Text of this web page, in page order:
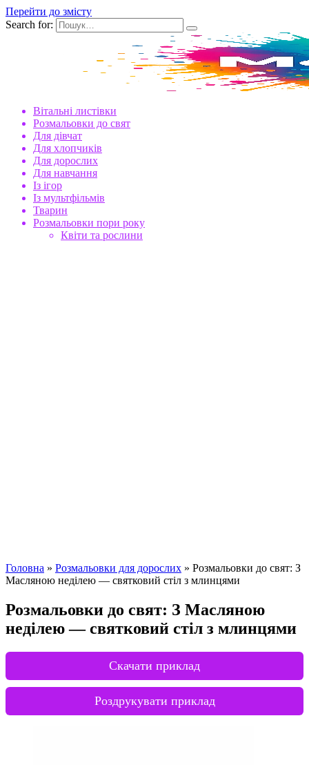
Перейти до змісту
Search for:
Вітальні листівки
Розмальовки до свят
Для дівчат
Для хлопчиків
Для дорослих
Для навчання
Із ігор
Із мультфільмів
Тварин
Розмальовки пори року
Квіти та рослини
Головна » Розмальовки для дорослих » Розмальовки до свят: З
Масляною неділею — святковий стіл з млинцями
Розмальовки до свят: З Масляною
неділею — святковий стіл з млинцями
Скачати приклад
Роздрукувати приклад